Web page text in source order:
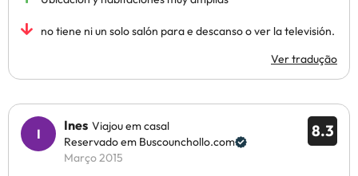
no tiene ni un solo salón para e descanso o ver la televisión.
Ver tradução
8.3
Ines Viajou em casal
Reservado em Buscounchollo.com
Março 2015